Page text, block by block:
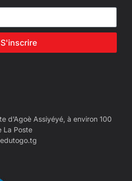
S'inscrire
d’Agoè Assiyéyé, à environ 100
La Poste